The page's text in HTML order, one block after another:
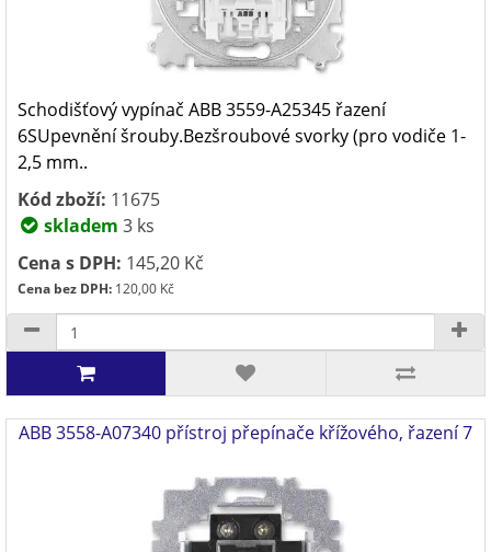
Schodišťový vypínač ABB 3559-A25345 řazení
6SUpevnění šrouby.Bezšroubové svorky (pro vodiče 1-
2,5 mm..
Kód zboží: 11675
skladem 3 ks
Cena s DPH: 145,20 Kč
Cena bez DPH: 120,00 Kč
ABB 3558-A07340 přístroj přepínače křížového, řazení 7